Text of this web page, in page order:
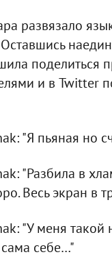
развязало
поделиться
и в Twitter
"Я пьяная но
"Разбила в
Весь экран в
"У меня такой
себе…"